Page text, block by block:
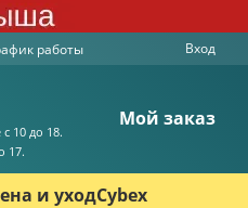
работы Вход
10 до 18.
17.
Мой заказ
и уходCybex